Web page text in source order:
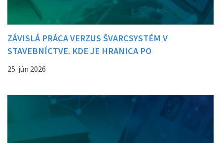
ZÁVISLÁ PRÁCA VERZUS ŠVARCSYSTÉM V
STAVEBNÍCTVE. KDE JE HRANICA PO
LEGISLATÍVNYCH ZMENÁCH?
25. jún 2026